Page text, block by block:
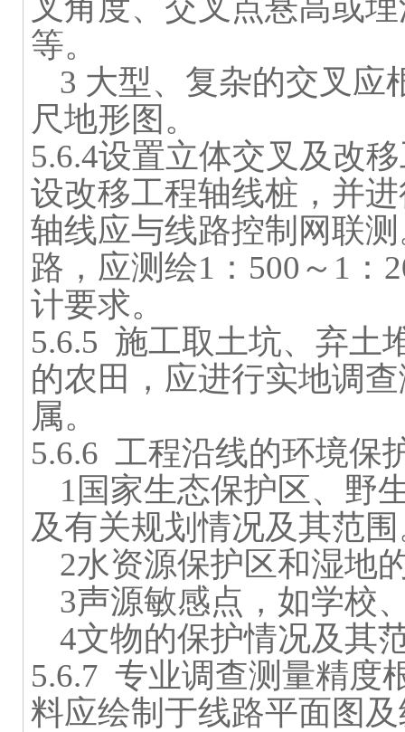
叉角度、交叉点悬高或
等。
3 大型、复杂的交叉应
尺地形图。
5.6.4设置立体交叉及改
设改移工程轴线桩，并
轴线应与线路控制网联
路，应测绘1 ： 500 ～ 1 ：
计要求。
5.6.5 施工取土坑、弃土
的农田，应进行实地调
属。
5.6.6 工程沿线的环境保
1 国家生态保护区、野
及有关规划情况及其范
2水资源保护区和湿地
3声源敏感点，如学校
4文物的保护情况及其
5.6.7 专业调查测量精度
料应绘制于线路平面图